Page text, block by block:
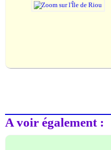
A voir également :